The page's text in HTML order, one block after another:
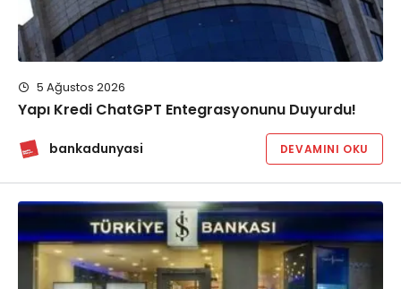
5 Ağustos 2026
Yapı Kredi ChatGPT Entegrasyonunu Duyurdu!
bankadunyasi DEVAMINI OKU